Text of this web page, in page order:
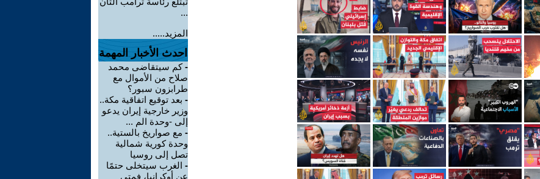
...
المزيد.....
احدث الأخبار المهمة
-كم سيتقاضى محمد
صلاح من الأموال مع
طرابزون سبور؟
- بعد توقيع اتفاقية مكة..
وزير خارجية إيران يدعو
إلى -وحدة الم ...
- مع صواريخ بالستية..
وحدة كورية شمالية
تصل إلى روسيا
- الغرب سيتخلى حتمًا
عن أوكرانيا، فمتى